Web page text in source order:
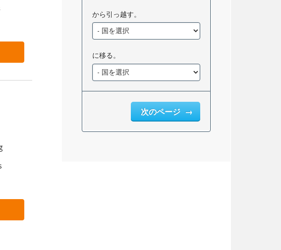
から引っ越す。
に移る。
次のページ